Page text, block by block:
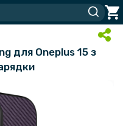
для Oneplus 15 з